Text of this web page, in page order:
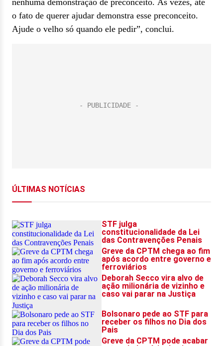
nenhuma demonstração de preconceito. Às vezes, até
o fato de querer ajudar demonstra esse preconceito.
Ajude o velho só quando ele pedir”, conclui.